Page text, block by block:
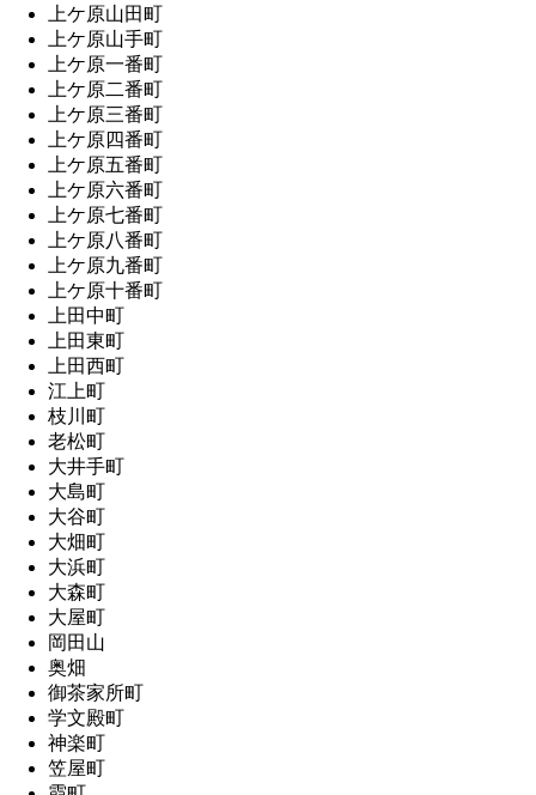
上ケ原山田町
上ケ原山手町
上ケ原一番町
上ケ原二番町
上ケ原三番町
上ケ原四番町
上ケ原五番町
上ケ原六番町
上ケ原七番町
上ケ原八番町
上ケ原九番町
上ケ原十番町
上田中町
上田東町
上田西町
江上町
枝川町
老松町
大井手町
大島町
大谷町
大畑町
大浜町
大森町
大屋町
岡田山
奥畑
御茶家所町
学文殿町
神楽町
笠屋町